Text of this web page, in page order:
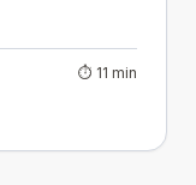
⏱ 11 min